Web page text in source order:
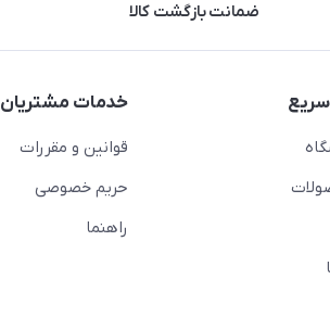
ضمانت بازگشت کالا
خدمات مشتریان
قوانین و مقررات
حریم خصوصی
راهنما